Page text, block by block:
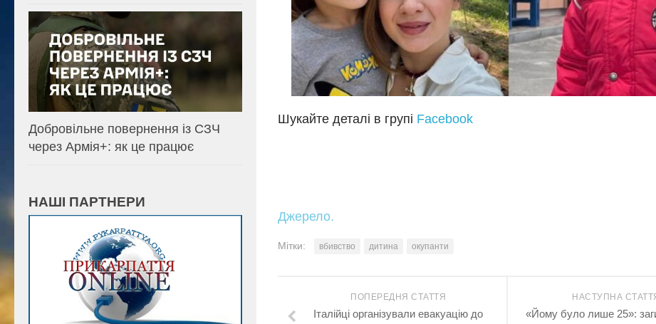
Шукайте деталі в групі Facebook
Джерело.
Мітки: вбивство дитина окупанти
НАСТУПНА
«Йому було лише 25»:
ПОПЕРЕДНЯ СТАТТЯ
Італійці організували евакуацію до
Добровільне повернення із СЗЧ
через Армія+: як це працює
НАШІ ПАРТНЕРИ